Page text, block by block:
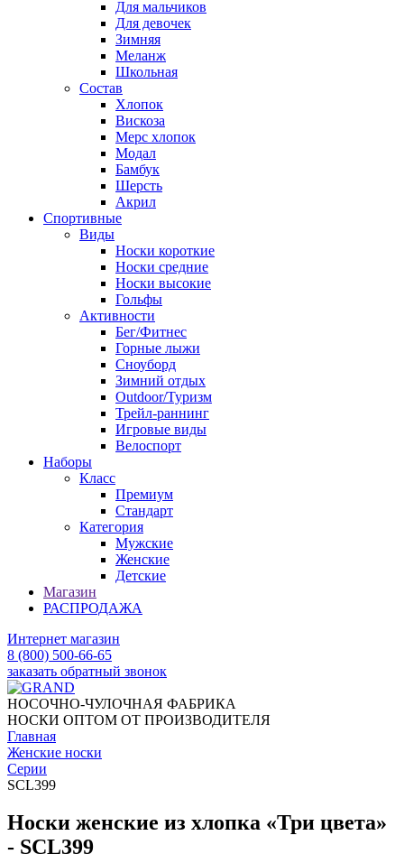
Для мальчиков
Для девочек
Зимняя
Меланж
Школьная
Состав
Хлопок
Вискоза
Мерс хлопок
Модал
Бамбук
Шерсть
Акрил
Спортивные
Виды
Носки короткие
Носки средние
Носки высокие
Гольфы
Активности
Бег/Фитнес
Горные лыжи
Сноуборд
Зимний отдых
Outdoor/Туризм
Трейл-раннинг
Игровые виды
Велоспорт
Наборы
Класс
Премиум
Стандарт
Категория
Мужские
Женские
Детские
Магазин
РАСПРОДАЖА
Интернет магазин
8 (800) 500-66-65
заказать обратный звонок
НОСОЧНО-ЧУЛОЧНАЯ ФАБРИКА
НОСКИ ОПТОМ ОТ ПРОИЗВОДИТЕЛЯ
Главная
Женские носки
Серии
SCL399
Носки женские из хлопка «Три цвета»
- SCL399